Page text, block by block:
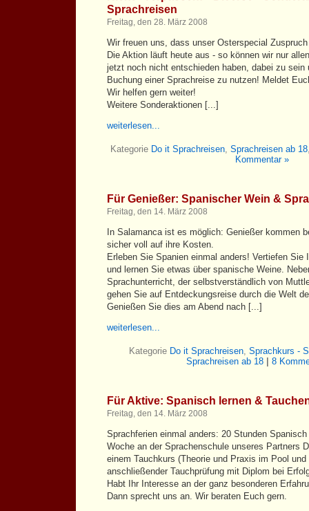
Sprachreisen
Freitag, den 28. März 2008
Wir freuen uns, dass unser Osterspecial
Die Aktion läuft heute aus - so können wir nur
jetzt noch nicht entschieden haben, dabei zu sein
Buchung einer Sprachreise zu nutzen! Meldet
Wir helfen gern weiter!
Weitere Sonderaktionen [...]
weiterlesen...
Kategorie Do it Sprachreisen, Sprachreisen ab 18
Kommentar »
Für Genießer: Spanischer Wein &
Freitag, den 14. März 2008
In Salamanca ist es möglich: Genießer kommen
sicher voll auf ihre Kosten.
Erleben Sie Spanien einmal anders! Vertiefen Sie
und lernen Sie etwas über spanische Weine.
Sprachunterricht, der selbstverständlich von
gehen Sie auf Entdeckungsreise durch die Welt
Genießen Sie dies am Abend nach [...]
weiterlesen...
Kategorie Do it Sprachreisen, Sprachkurs -
Sprachreisen ab 18
8
Für Aktive: Spanisch lernen &
Freitag, den 14. März 2008
Sprachferien einmal anders: 20 Stunden
Woche an der Sprachenschule unseres Partners
einem Tauchkurs (Theorie und Praxis im Pool und
anschließender Tauchprüfung mit Diplom bei
Habt Ihr Interesse an der ganz besonderen
Dann sprecht uns an. Wir beraten Euch gern.